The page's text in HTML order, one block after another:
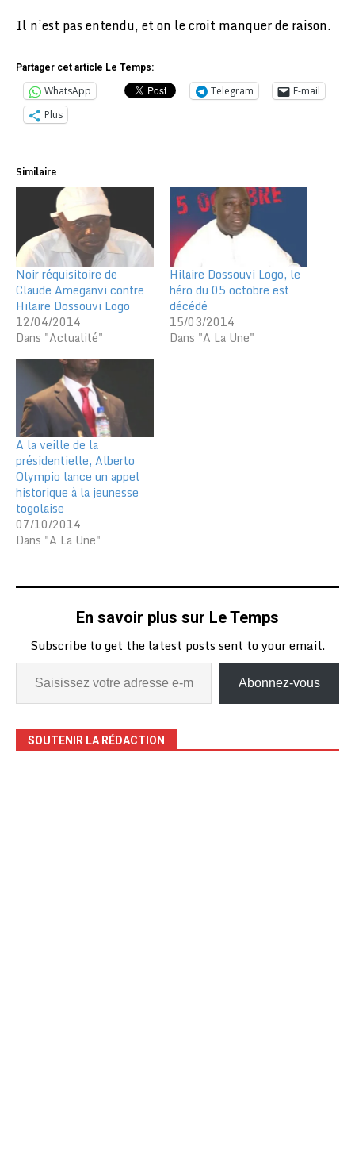
Il n’est pas entendu, et on le croit manquer de raison.
Partager cet article Le Temps:
WhatsApp Telegram
E-mail
Plus
Similaire
Noir réquisitoire de
Claude Ameganvi contre
Hilaire Dossouvi Logo
12/04/2014
Dans "Actualité"
Hilaire Dossouvi Logo, le
héro du 05 octobre est
décédé
15/03/2014
Dans "A La Une"
A la veille de la
présidentielle, Alberto
Olympio lance un appel
historique à la jeunesse
togolaise
07/10/2014
Dans "A La Une"
En savoir plus sur Le Temps
Subscribe to get the latest posts sent to your email.
Abonnez-vous
SOUTENIR LA RÉDACTION